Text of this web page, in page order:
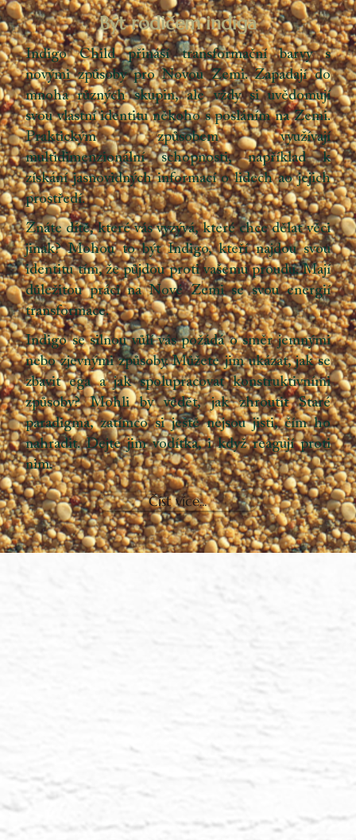
Být rodičem indiga
Indigo Child přináší transformační barvy s
novými způsoby pro Novou Zemi. Zapadají do
mnoha různých skupin, ale vždy si uvědomují
svou vlastní identitu někoho s posláním na Zemi.
Praktickým způsobem využívají
multidimenzionální schopnosti, například k
získání jasnovidných informací o lidech ao jejich
prostředí.
Znáte dítě, které vás vyzývá, které chce dělat věci
jinak? Mohou to být Indigo, kteří najdou svou
identitu tím, že půjdou proti vašemu proudu. Mají
důležitou práci na Nové Zemi se svou energií
transformace.
Indigo se silnou vůlí vás požádá o směr jemnými
nebo zjevnými způsoby. Můžete jim ukázat, jak se
zbavit ega a jak spolupracovat konstruktivními
způsoby? Mohli by vědět, jak zhroutit Staré
paradigma, zatímco si ještě nejsou jisti, čím ho
nahradit. Dejte jim vodítka, i když reagují proti
nim.
Číst více...